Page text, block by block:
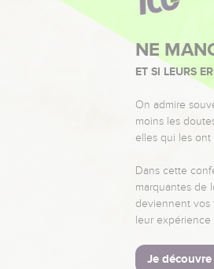
NE
ET SI LEURS
On admire
moins les
elles qui les ont
Dans cette
marquantes de
deviennent vos
leur expérience
Je découvre